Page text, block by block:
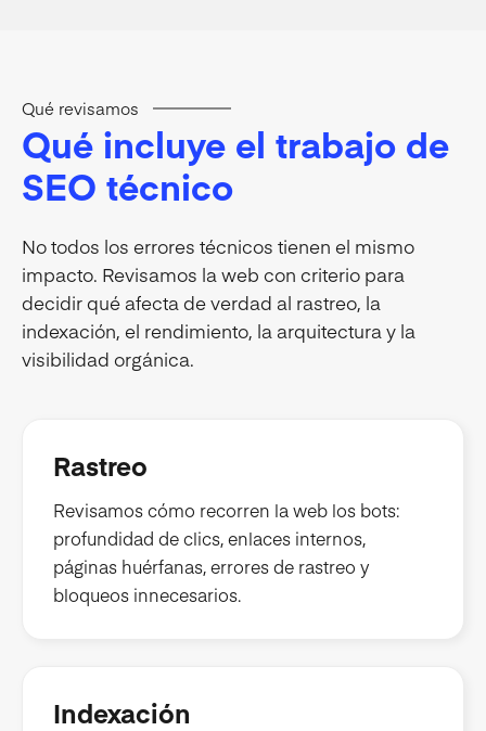
Qué revisamos
Qué incluye el trabajo de
SEO técnico
No todos los errores técnicos tienen el mismo
impacto. Revisamos la web con criterio para
decidir qué afecta de verdad al rastreo, la
indexación, el rendimiento, la arquitectura y la
visibilidad orgánica.
Rastreo
Revisamos cómo recorren la web los bots:
profundidad de clics, enlaces internos,
páginas huérfanas, errores de rastreo y
bloqueos innecesarios.
Indexación